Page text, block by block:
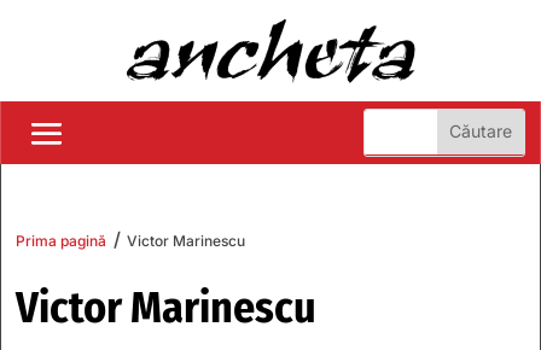
Prima pagină / Victor Marinescu
Victor Marinescu